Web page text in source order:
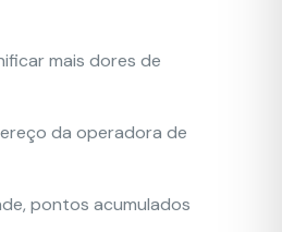
mais dores de
da operadora de
pontos acumulados